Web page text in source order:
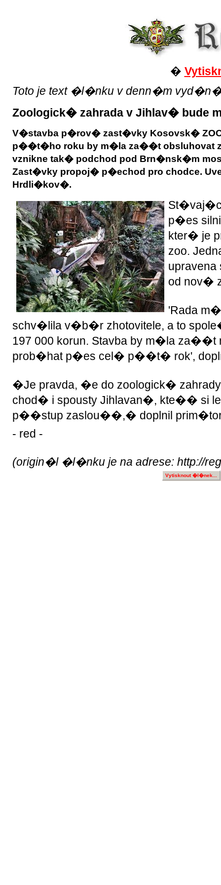
�
Toto je text �l�nku v denn�m vyd�n�
Zoologick� zahrada v Jihlav�
V�stavba p�rov� zast�vky Kosovsk�
p��t�ho roku by m�la za��t obsluhovat
vznikne tak� podchod pod Brn�nsk�m
Zast�vky propoj� p�echod pro chodce.
Hrdli�kov�.
p�es
kter� je
zoo.
od nov�
'Rada
schv�lila v�b�r zhotovitele, a to
197 000 korun. Stavba by m�la za��t
prob�hat p�es cel� p��t� rok',
�Je pravda, �e do zoologick�
chod� i spousty Jihlavan�, kte��
p��stup zaslou��,� doplnil
- red -
(origin�l �l�nku je na adrese: http://
Vytisknout �l�nek...